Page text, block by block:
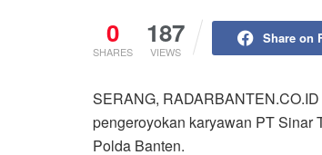
0
SHARES
187
VIEWS
Share on
SERANG,
pengeroyokan karyawan PT Sinar
Polda Banten.